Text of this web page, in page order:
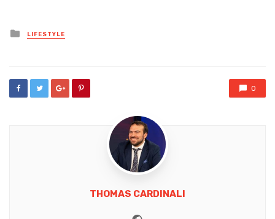
Posted
in
LIFESTYLE
0
THOMAS CARDINALI